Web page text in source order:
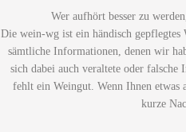
Wer aufhört besser zu
Die wein-wg ist ein händisch
sämtliche Informationen, denen wir
sich dabei auch veraltete oder falsche
fehlt ein Weingut. Wenn Ihnen etwas
kurze